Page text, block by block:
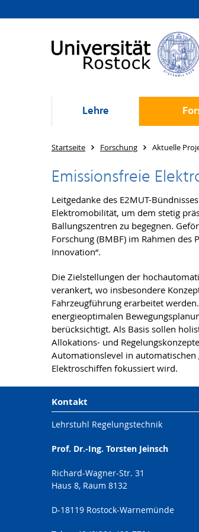
Lehre
Startseite Forschung Aktuelle
Emissionsfreie
Leitgedanke des E2MUT-
Elektromobilität, um dem stetig
Ballungszentren zu begegnen.
Forschung (BMBF) im Rahmen des
Innovation“.
Die Zielstellungen der
verankert, wo insbesondere
Fahrzeugführung erarbeitet
energieoptimalen
berücksichtigt. Als Basis sollen
Allokations- und
Automationslevel in
Elektroschiffen fokussiert wird.
Kontakt
Lehrstuhl Regelungstechnik
Prof. Dr.-Ing. Torsten Jeinsch
Richard-Wagner-Str. 31
Haus 8, Raum 8132
D-18119 Rostock-Warnemünde